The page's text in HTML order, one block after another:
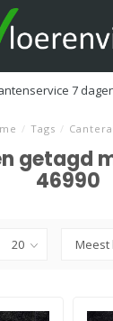
7
/ Tags /
getagd
46990